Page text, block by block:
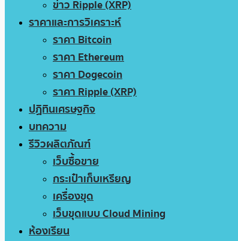
ข่าว Ripple (XRP)
ราคาและการวิเคราะห์
ราคา Bitcoin
ราคา Ethereum
ราคา Dogecoin
ราคา Ripple (XRP)
ปฏิทินเศรษฐกิจ
บทความ
รีวิวผลิตภัณฑ์
เว็บซื้อขาย
กระเป๋าเก็บเหรียญ
เครื่องขุด
เว็บขุดแบบ Cloud Mining
ห้องเรียน